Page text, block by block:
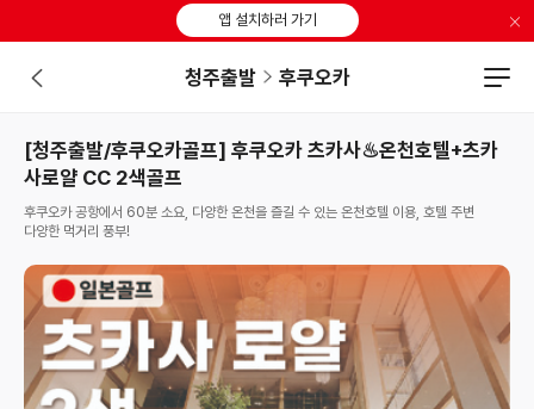
앱 설치하러 가기 ×
청주출발 후쿠오카
[청주출발/후쿠오카골프] 후쿠오카 츠카사♨온천호텔+츠카
사로얄 CC 2색골프
후쿠오카 공항에서 60분 소요, 다양한 온천을 즐길 수 있는 온천호텔 이용, 호텔 주변
다양한 먹거리 풍부!